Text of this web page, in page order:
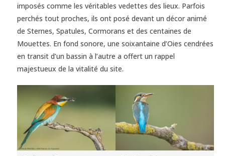
imposés comme les véritables vedettes des lieux. Parfois
perchés tout proches, ils ont posé devant un décor animé
de Sternes, Spatules, Cormorans et des centaines de
Mouettes. En fond sonore, une soixantaine d’Oies cendrées
en transit d’un bassin à l’autre a offert un rappel
majestueux de la vitalité du site.